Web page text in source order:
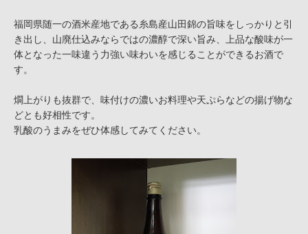
福岡県随一の酒米産地である糸島産山田錦の旨味をしっかりと引
き出し、山廃仕込みならではの濃醇で深い旨み、上品な酸味が一
体となった一味違う力強い味わいを感じることができるお酒で
す。
燗上がりも抜群で、味付けの濃いお料理や天ぷらなどの揚げ物な
どとも好相性です。
乳酸のうまみをぜひ体感してみてください。